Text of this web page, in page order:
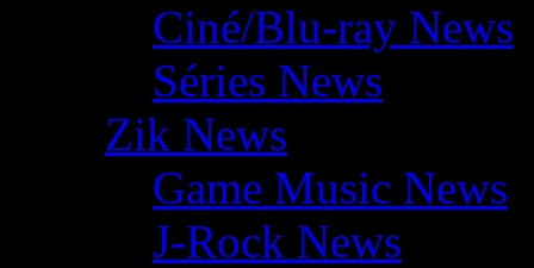
Ciné/Blu-ray News
Séries News
Zik News
Game Music News
J-Rock News